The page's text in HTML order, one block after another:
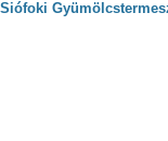
Siófoki